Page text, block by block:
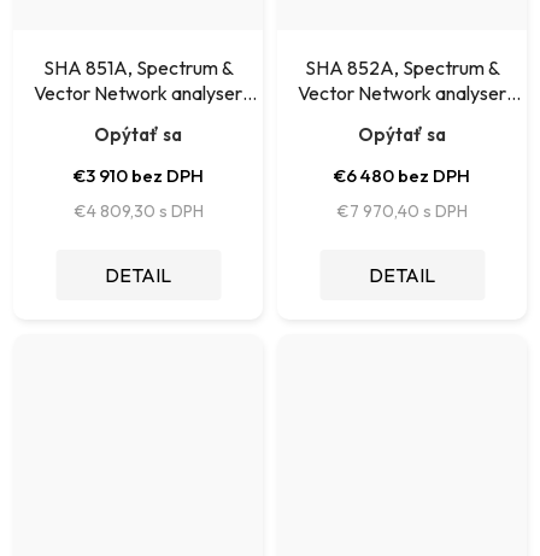
SHA 851A, Spectrum &
Vector Network analyser
Opýtať sa
€3 910 bez DPH
€4 809,30
DETAIL
SHA 852A, Spectrum &
Vector Network analyser
Opýtať sa
€6 480 bez DPH
€7 970,40
DETAIL